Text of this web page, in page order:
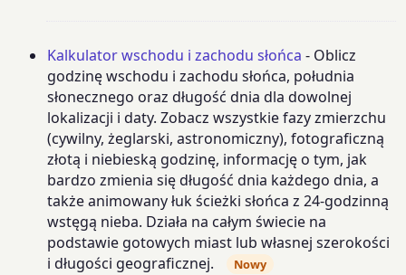
Kalkulator wschodu i zachodu słońca - Oblicz
godzinę wschodu i zachodu słońca, południa
słonecznego oraz długość dnia dla dowolnej
lokalizacji i daty. Zobacz wszystkie fazy zmierzchu
(cywilny, żeglarski, astronomiczny), fotograficzną
złotą i niebieską godzinę, informację o tym, jak
bardzo zmienia się długość dnia każdego dnia, a
także animowany łuk ścieżki słońca z 24-godzinną
wstęgą nieba. Działa na całym świecie na
podstawie gotowych miast lub własnej szerokości
i długości geograficznej.
Nowy